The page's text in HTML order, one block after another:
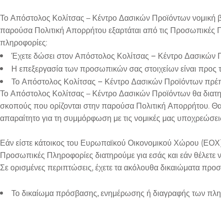
Το Απόστολος Κολίτσας – Κέντρο Δασικών Προϊόντων
παρούσα Πολιτική Απορρήτου εξαρτάται από τις Προσωπικές
πληροφορίες:
Έχετε δώσει στον Απόστολος Κολίτσας – Κέντρο Δασικών
Η επεξεργασία των προσωπικών σας στοιχείων είναι
Το Απόστολος Κολίτσας – Κέντρο Δασικών Προϊόντων
Το Απόστολος Κολίτσας – Κέντρο Δασικών Προϊόντων θα
σκοπούς που ορίζονται στην παρούσα Πολιτική Απορρήτου.
απαραίτητο για τη συμμόρφωση με τις νομικές μας
Εάν είστε κάτοικος του Ευρωπαϊκού Οικονομικού Χώρου
Προσωπικές Πληροφορίες διατηρούμε για εσάς και εάν
Σε ορισμένες περιπτώσεις, έχετε τα ακόλουθα δικαιώματα
Το δικαίωμα πρόσβασης, ενημέρωσης ή διαγραφής των